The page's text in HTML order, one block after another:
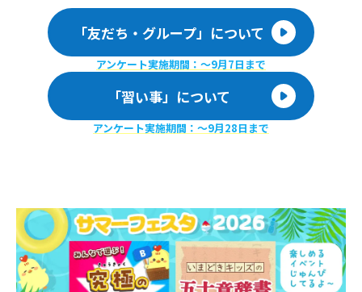
「友だち・グループ」について
アンケート実施期間：〜9月7日まで
「習い事」について
アンケート実施期間：〜9月28日まで